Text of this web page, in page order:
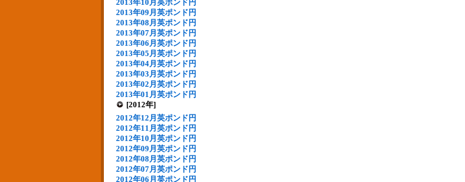
2013年10月英ポンド円
2013年09月英ポンド円
2013年08月英ポンド円
2013年07月英ポンド円
2013年06月英ポンド円
2013年05月英ポンド円
2013年04月英ポンド円
2013年03月英ポンド円
2013年02月英ポンド円
2013年01月英ポンド円
[2012年]
2012年12月英ポンド円
2012年11月英ポンド円
2012年10月英ポンド円
2012年09月英ポンド円
2012年08月英ポンド円
2012年07月英ポンド円
2012年06月英ポンド円